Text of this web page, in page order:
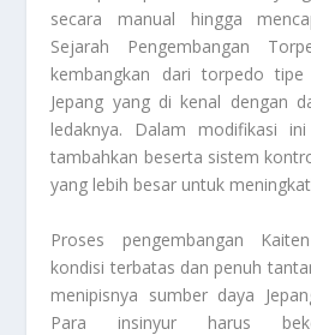
secara manual hingga
Sejarah Pengembangan
kembangkan dari torpedo
Jepang yang di kenal dengan
ledaknya. Dalam modifikasi
tambahkan beserta sistem
yang lebih besar untuk
Proses pengembangan
kondisi terbatas dan penuh
menipisnya sumber daya
Para insinyur harus